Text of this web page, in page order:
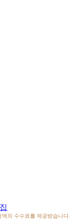
의 수수료를 제공받습니다.